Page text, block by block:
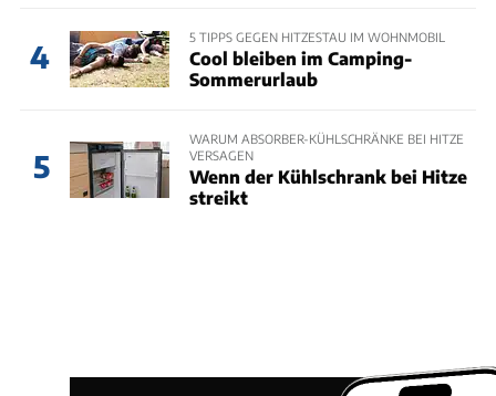
4
5 TIPPS GEGEN HITZESTAU IM WOHNMOBIL
Cool bleiben im Camping-
Sommerurlaub
5
WARUM ABSORBER-KÜHLSCHRÄNKE BEI HITZE
VERSAGEN
Wenn der Kühlschrank bei Hitze
streikt